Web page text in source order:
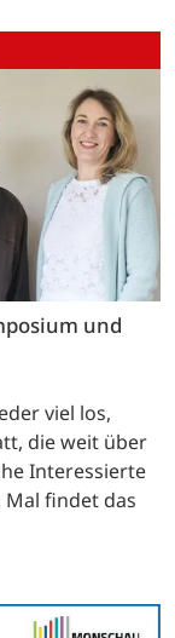
und
viel los,
die weit über
Interessierte
Mal findet das